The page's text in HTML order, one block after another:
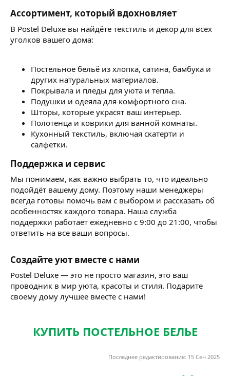
Ассортимент, который вдохновляет​
В Postel Deluxe вы найдёте текстиль и декор для всех
уголков вашего дома:
Постельное бельё из хлопка, сатина, бамбука и
других натуральных материалов.
Покрывала и пледы для уюта и тепла.
Подушки и одеяла для комфортного сна.
Шторы, которые украсят ваш интерьер.
Полотенца и коврики для ванной комнаты.
Кухонный текстиль, включая скатерти и
салфетки.
Поддержка и сервис​
Мы понимаем, как важно выбрать то, что идеально
подойдёт вашему дому. Поэтому наши менеджеры
всегда готовы помочь вам с выбором и рассказать об
особенностях каждого товара. Наша служба
поддержки работает ежедневно с 9:00 до 21:00, чтобы
ответить на все ваши вопросы.
Создайте уют вместе с нами​
Postel Deluxe — это не просто магазин, это ваш
проводник в мир уюта, красоты и стиля. Подарите
своему дому лучшее вместе с нами!
КУПИТЬ ПОСТЕЛЬНОЕ БЕЛЬЕ
Последнее редактирование: 15 Сен 2025